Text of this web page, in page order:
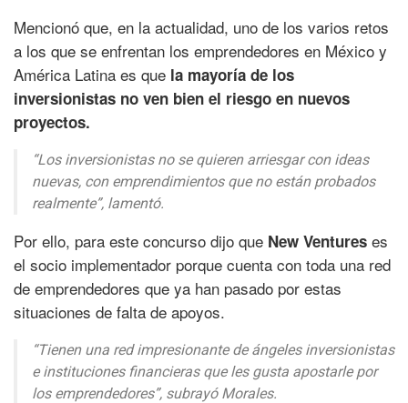
Mencionó que, en la actualidad, uno de los varios retos
a los que se enfrentan los emprendedores en México y
América Latina es que la mayoría de los
inversionistas no ven bien el riesgo en nuevos
proyectos.
“Los inversionistas no se quieren arriesgar con ideas
nuevas, con emprendimientos que no están probados
realmente”, lamentó.
Por ello, para este concurso dijo que New Ventures es
el socio implementador porque cuenta con toda una red
de emprendedores que ya han pasado por estas
situaciones de falta de apoyos.
“Tienen una red impresionante de ángeles inversionistas
e instituciones financieras que les gusta apostarle por
los emprendedores”, subrayó Morales.